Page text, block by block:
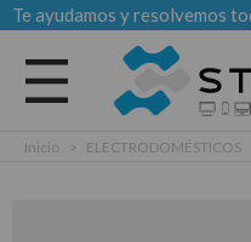
Te ayudamos y resolvemos
Todas las categorias
Inicio > ELECTRODOMÉSTICOS